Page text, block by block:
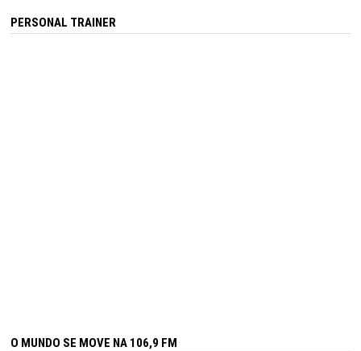
PERSONAL TRAINER
O MUNDO SE MOVE NA 106,9 FM